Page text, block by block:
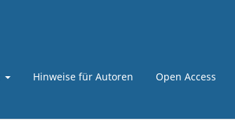
Hinweise für Autoren Open Access